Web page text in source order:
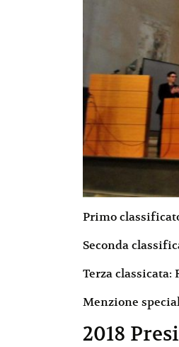
Primo
Seconda
Terza classicata:
Menzione
2018